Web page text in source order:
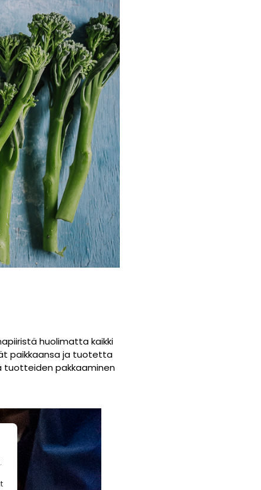
huolimatta kaikki
paikkaansa ja tuotetta
tuotteiden pakkaaminen